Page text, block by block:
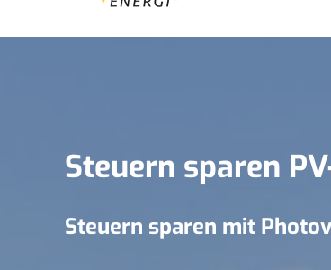
Steuern sparen
Steuern sparen mit